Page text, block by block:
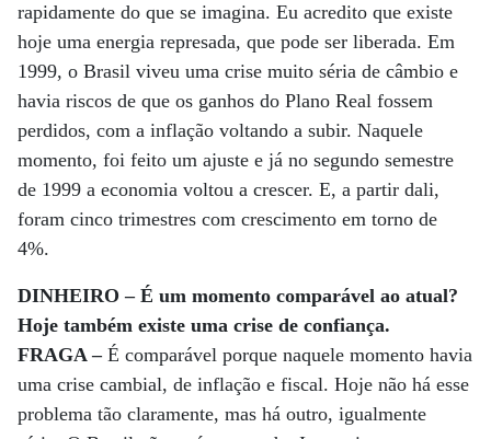
rapidamente do que se imagina. Eu acredito que existe
hoje uma energia represada, que pode ser liberada. Em
1999, o Brasil viveu uma crise muito séria de câmbio e
havia riscos de que os ganhos do Plano Real fossem
perdidos, com a inflação voltando a subir. Naquele
momento, foi feito um ajuste e já no segundo semestre
de 1999 a economia voltou a crescer. E, a partir dali,
foram cinco trimestres com crescimento em torno de
4%.
DINHEIRO – É um momento comparável ao atual?
Hoje também existe uma crise de confiança.
FRAGA – É comparável porque naquele momento havia
uma crise cambial, de inflação e fiscal. Hoje não há esse
problema tão claramente, mas há outro, igualmente